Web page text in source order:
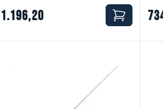
1.196,20